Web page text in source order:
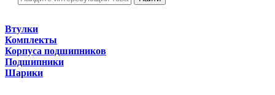
Втулки
Комплекты
Корпуса подшипников
Подшипники
Шарики